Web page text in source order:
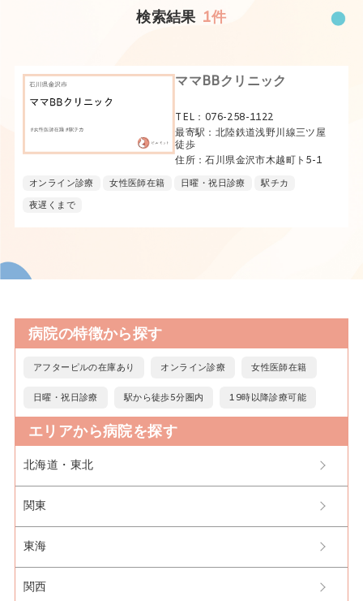
ママBBクリニック
TEL：076-258-1122
最寄駅：北陸鉄道浅野川線三ツ屋
徒歩
住所：石川県金沢市木越町ト5-1
オンライン診療 女性医師在籍 日曜・祝日診療
駅チカ
夜遅くまで
検索結果 1件
病院の特徴から探す
アフターピルの在庫あり オンライン診療 女性医師在籍
日曜・祝日診療 駅から徒歩5分圏内 19時以降診療可能
エリアから病院を探す
北海道・東北
関東
東海
関西